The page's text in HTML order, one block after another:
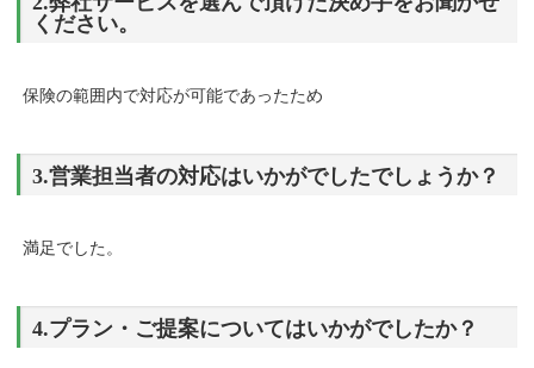
ください。
保険の範囲内で対応が可能であったため
3.営業担当者の対応はいかがでしたでしょうか？
満足でした。
4.プラン・ご提案についてはいかがでしたか？